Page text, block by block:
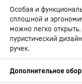
Особая и
сплошной и
можно легко
пуристический
ручек.